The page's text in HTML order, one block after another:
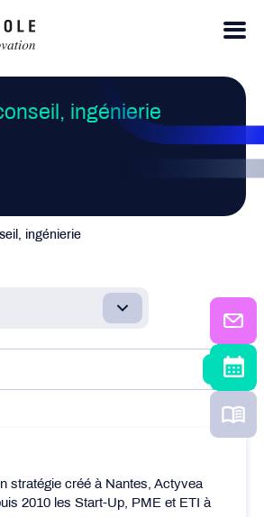
ingénierie
ingénierie
stratégie créé à Nantes, Actyvea
2010 les Start-Up, PME et ETI à